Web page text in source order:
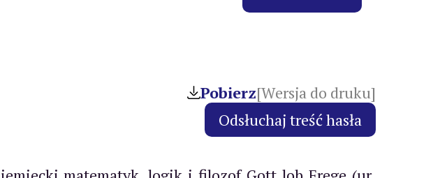
Pobierz[Wersja do druku]